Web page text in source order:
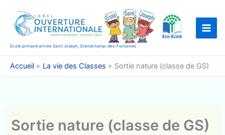
contenu
École primaire privée Saint Joseph, Grandchamp-des-Fontaines
Accueil La vie des Classes Sortie nature (classe de GS)
Sortie nature (classe de GS)